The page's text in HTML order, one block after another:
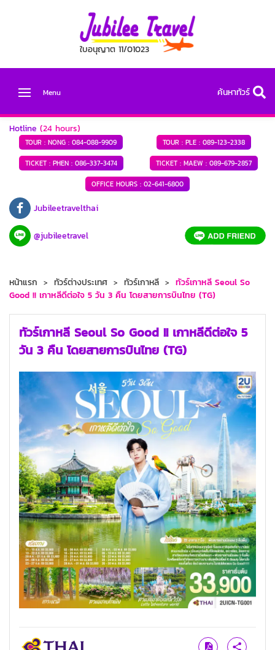
ใบอนุญาต 11/01023
Menu ค้นหาทัวร์
Hotline (24 hours)
TOUR : NONG : 084-088-9909 TOUR : PLE : 089-123-2338
TICKET : PHEN :086-337-3474 TICKET : MAEW : 089-679-2857
OFFICE HOURS : 02-641-6800
Jubileetravelthai
@jubileetravel
หน้าแรก ทัวร์ต่างประเทศ ทัวร์เกาหลี
ทัวร์เกาหลี Seoul So
Good !! เกาหลีดีต่อใจ 5 วัน 3 คืน โดยสายการบินไทย (TG)
ทัวร์เกาหลี Seoul So Good !! เกาหลีดีต่อใจ 5
วัน 3 คืน โดยสายการบินไทย (TG)